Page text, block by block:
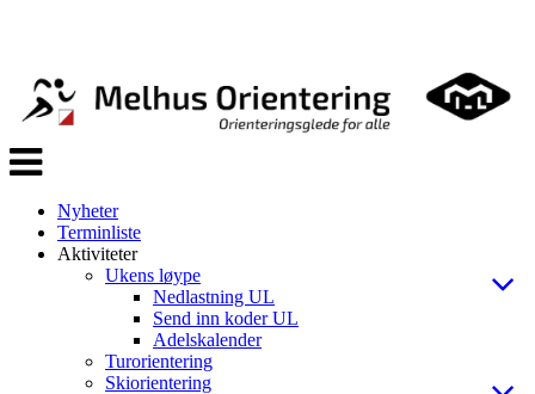
Veksle
navigasjon
Nyheter
Terminliste
Aktiviteter
Ukens løype
Nedlastning UL
Send inn koder UL
Adelskalender
Turorientering
Skiorientering